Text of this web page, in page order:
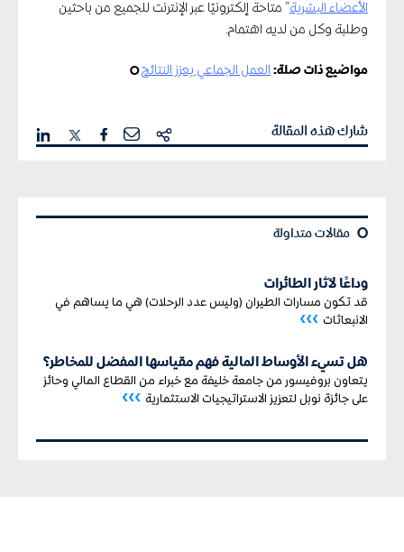
الأعضاء البشرية” متاحة إلكترونيًا عبر الإنترنت للجميع من باحثين
وطلبة وكل من لديه اهتمام.
مواضيع ذات صلة: العمل الجماعي يعزز النتائج¢
شارك هذه المقالة
¢ مقالات متداولة
وداعًا لآثار الطائرات
قد تكون مسارات الطيران (وليس عدد الرحلات) هي ما يساهم في
الانبعاثات ›››
هل تسيء الأوساط المالية فهم مقياسها المفضل للمخاطر؟
يتعاون بروفيسور من جامعة خليفة مع خبراء من القطاع المالي وحائز
على جائزة نوبل لتعزيز الاستراتيجيات الاستثمارية ›››